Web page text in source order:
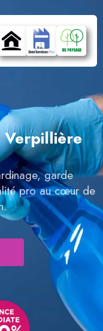
Verpillière
garde
pro au cœur de